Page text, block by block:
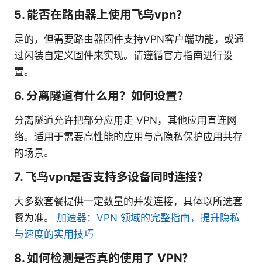
5. 能否在路由器上使用飞鸟vpn？
是的，但需要路由器固件支持VPN客户端功能，或通
过闪装自定义固件来实现。请遵循官方指南进行设
置。
6. 分离隧道有什么用？如何设置？
分离隧道允许把部分应用走 VPN，其他应用直连网
络。适用于需要高性能的应用与高隐私保护应用共存
的场景。
7. 飞鸟vpn是否支持多设备同时连接？
大多数套餐提供一定数量的并发连接，具体以所选套
餐为准。 加速器：VPN 领域的完整指南，提升隐私
与速度的实用技巧
8. 如何检测是否真的使用了 VPN？